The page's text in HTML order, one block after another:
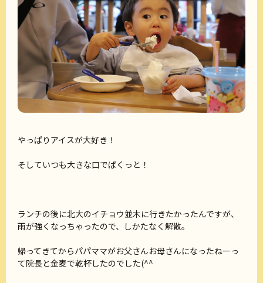
やっぱりアイスが大好き！
そしていつも大きな口でぱくっと！
ランチの後に北大のイチョウ並木に行きたかったんですが、
雨が強くなっちゃったので、しかたなく解散。
帰ってきてからパパママがお父さんお母さんになったねーっ
て院長と金麦で乾杯したのでした(^^